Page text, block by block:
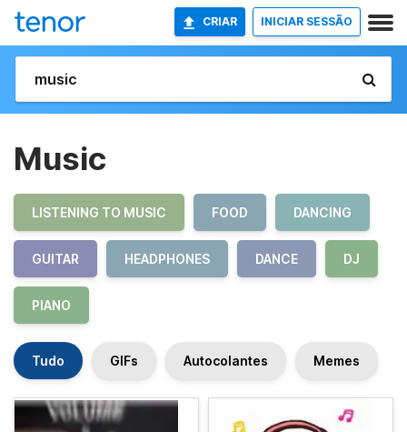
CRIAR INICIAR SESSÃO
Music
LISTENING TO MUSIC FOOD DANCING
GUITAR HEADPHONES DANCE DJ
PIANO
Tudo GIFs Autocolantes Memes